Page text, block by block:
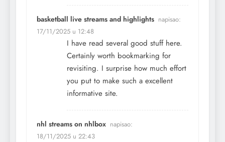
basketball live streams and highlights napisao:
17/11/2025 u 12:48
I have read several good stuff here.
Certainly worth bookmarking for
revisiting. I surprise how much effort
you put to make such a excellent
informative site.
nhl streams on nhlbox napisao:
18/11/2025 u 22:43